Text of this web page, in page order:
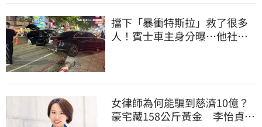
擋下「暴衝特斯拉」救了很多
人！賓士車主身分曝…他社群
女律師為何能騙到慈濟10億？
豪宅藏158公斤黃金 李怡貞驚